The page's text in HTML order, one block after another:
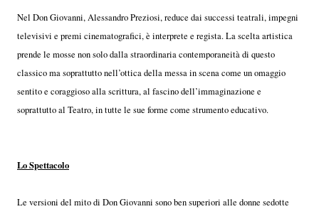
Nel Don Giovanni, Alessandro Preziosi, reduce dai successi teatrali, impegni
televisivi e premi cinematografici, è interprete e regista. La scelta artistica
prende le mosse non solo dalla straordinaria contemporaneità di questo
classico ma soprattutto nell’ottica della messa in scena come un omaggio
sentito e coraggioso alla scrittura, al fascino dell’immaginazione e
soprattutto al Teatro, in tutte le sue forme come strumento educativo.
Lo Spettacolo
Le versioni del mito di Don Giovanni sono ben superiori alle donne sedotte